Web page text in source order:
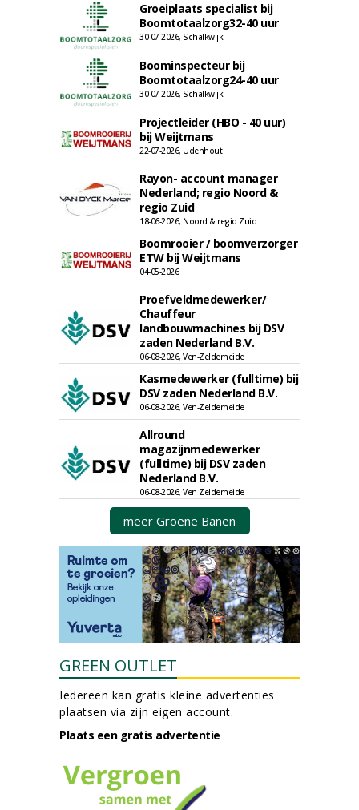
Groeiplaats specialist bij
Boomtotaalzorg32-40 uur
30-07-2026, Schalkwijk
Boominspecteur bij
Boomtotaalzorg24-40 uur
30-07-2026, Schalkwijk
Projectleider (HBO - 40 uur)
bij Weijtmans
22-07-2026, Udenhout
Rayon- account manager
Nederland; regio Noord &
regio Zuid
18-06-2026, Noord & regio Zuid
Boomrooier / boomverzorger
ETW bij Weijtmans
04-05-2026
Proefveldmedewerker/
Chauffeur
landbouwmachines bij DSV
zaden Nederland B.V.
06-08-2026, Ven-Zelderheide
Kasmedewerker (fulltime) bij
DSV zaden Nederland B.V.
06-08-2026, Ven-Zelderheide
Allround
magazijnmedewerker
(fulltime) bij DSV zaden
Nederland B.V.
06-08-2026, Ven Zelderheide
meer Groene Banen
GREEN OUTLET
Iedereen kan gratis kleine advertenties
plaatsen via zijn eigen account.
Plaats een gratis advertentie